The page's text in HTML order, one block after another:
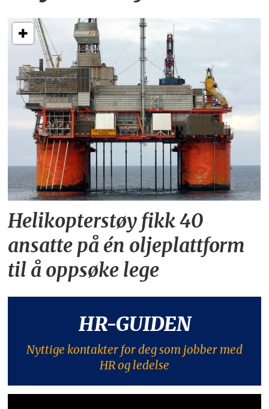
Helikopterstøy fikk 40
ansatte på én oljeplattform
til å oppsøke lege
HR-GUIDEN
Nyttige kontakter for deg som jobber med
HR og ledelse